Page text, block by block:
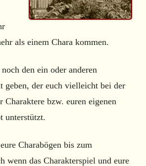
als einem Chara kommen.
den ein oder anderen
geben, der euch vielleicht bei der
Charaktere bzw. euren eigenen
unterstützt.
Charabögen bis zum
wenn das Charakterspiel und eure